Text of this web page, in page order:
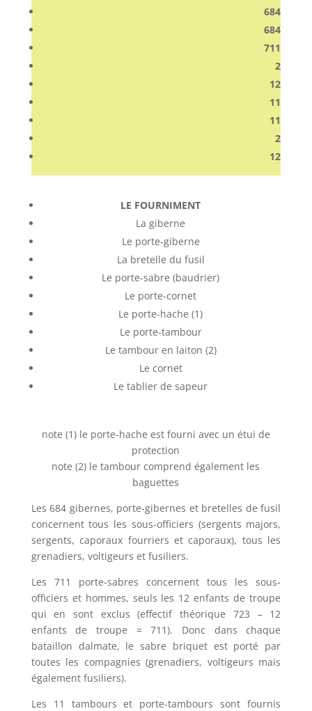
684
684
711
2
12
11
11
2
12
LE FOURNIMENT
La giberne
Le porte-giberne
La bretelle du fusil
Le porte-sabre (baudrier)
Le porte-cornet
Le porte-hache (1)
Le porte-tambour
Le tambour en laiton (2)
Le cornet
Le tablier de sapeur
note (1) le porte-hache est fourni avec un étui de
protection
note (2) le tambour comprend également les
baguettes
Les 684 gibernes, porte-gibernes et bretelles de fusil
concernent tous les sous-officiers (sergents majors,
sergents, caporaux fourriers et caporaux), tous les
grenadiers, voltigeurs et fusiliers.
Les 711 porte-sabres concernent tous les sous-
officiers et hommes, seuls les 12 enfants de troupe
qui en sont exclus (effectif théorique 723 – 12
enfants de troupe = 711). Donc dans chaque
bataillon dalmate, le sabre briquet est porté par
toutes les compagnies (grenadiers, voltigeurs mais
également fusiliers).
Les 11 tambours et porte-tambours sont fournis